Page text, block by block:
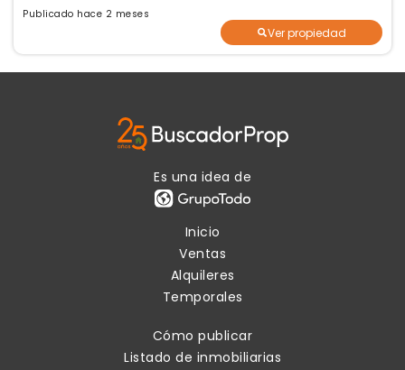
Publicado hace 2 meses
Ver propiedad
Es una idea de
Inicio
Ventas
Alquileres
Temporales
Cómo publicar
Listado de inmobiliarias